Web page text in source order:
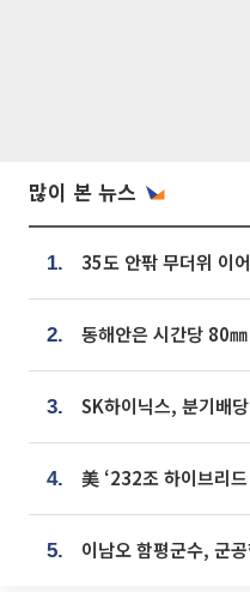
많이 본 뉴스
1.
2.
3.
4.
5. 이남오 함평군수, 군